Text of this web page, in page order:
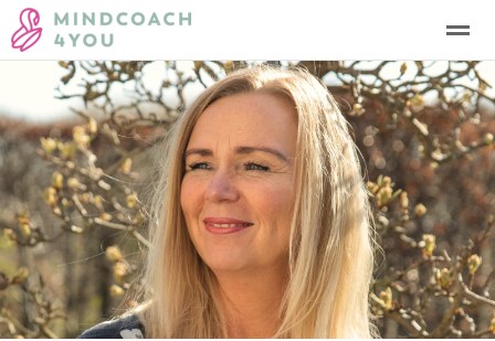
Burn-out coaching Coaching Power coaching APK
Home Bellen Contact E-mail